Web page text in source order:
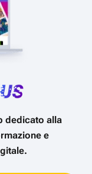
dedicato alla
e